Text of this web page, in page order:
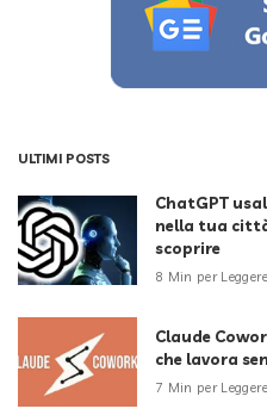
ULTIMI POSTS
ChatGPT
nella tua
scoprire
8 Min per Leggere
Claude
che lavora
7 Min per Leggere